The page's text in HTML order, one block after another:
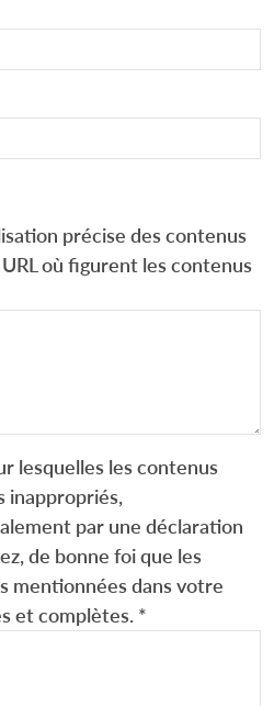
précise des contenus
où figurent les contenus
lesquelles les contenus
inappropriés,
par une déclaration
de bonne foi que les
mentionnées dans votre
et complètes. *